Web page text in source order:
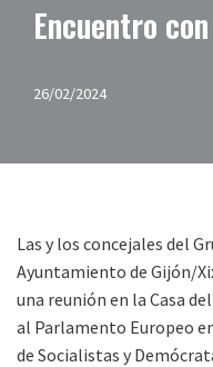
Encuentro
26/02/2024
Las y los concejales del
Ayuntamiento de Gijón/
una reunión en la Casa
al Parlamento Europeo
de Socialistas y